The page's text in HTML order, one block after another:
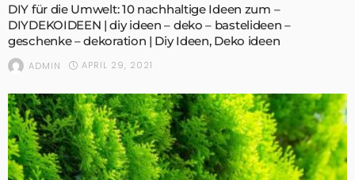
DIY für die Umwelt: 10 nachhaltige Ideen zum –
DIYDEKOIDEEN | diy ideen – deko – bastelideen –
geschenke – dekoration | Diy Ideen, Deko ideen
ADMIN APRIL 29, 2021